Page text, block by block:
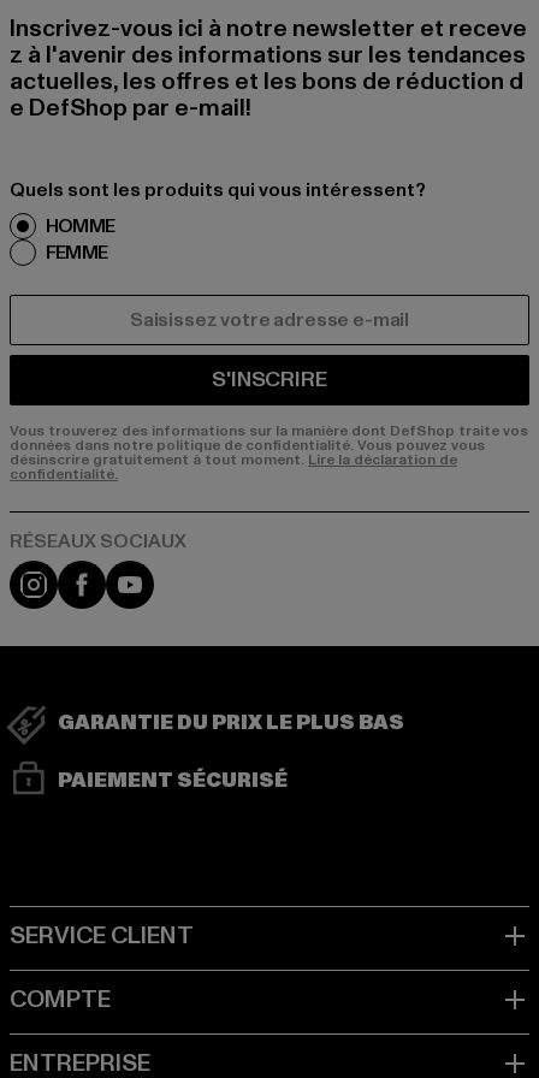
Inscrivez-vous ici à notre newsletter et receve
z à l'avenir des informations sur les tendances
actuelles, les offres et les bons de réduction d
e DefShop par e-mail!
Quels sont les produits qui vous intéressent?
HOMME
FEMME
S'INSCRIRE
Vous trouverez des informations sur la manière dont DefShop traite vos
données dans notre politique de confidentialité. Vous pouvez vous
désinscrire gratuitement à tout moment. Lire la déclaration de
confidentialité.
Visit our Instagram page:
Visit our Facebook page:
Visit our YouTube channel:
GARANTIE DU PRIX LE PLUS BAS
PAIEMENT SÉCURISÉ